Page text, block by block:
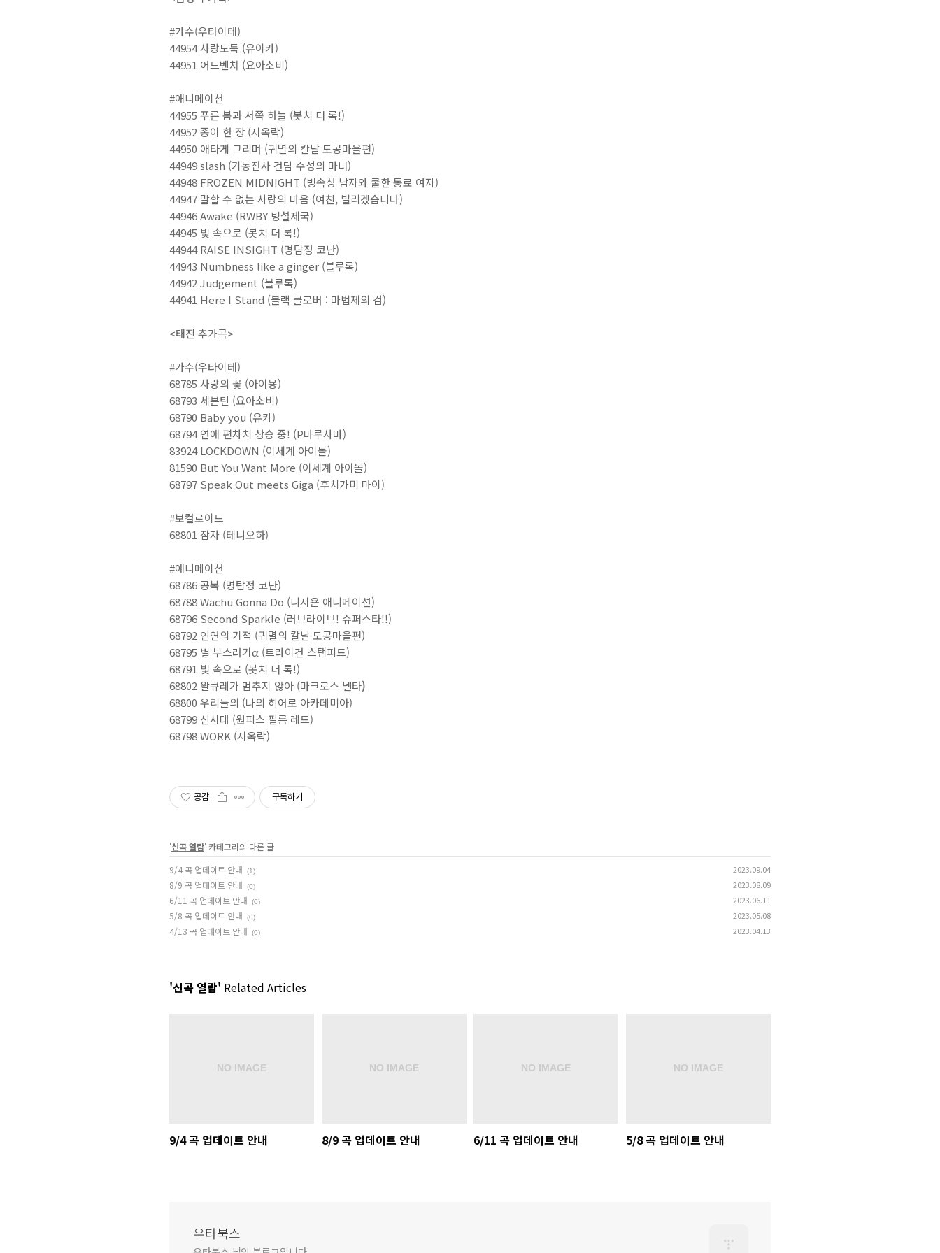
#가수(우타이테)
44954 사랑도둑 (유이카)
44951 어드벤쳐 (요아소비)
#애니메이션
44955 푸른 봄과 서쪽 하늘 (봇치 더 록!)
44952 종이 한 장 (지옥락)
44950 애타게 그리며 (귀멸의 칼날 도공마을편)
44949 slash (기동전사 건담 수성의 마녀)
44948 FROZEN MIDNIGHT (빙속성 남자와 쿨한 동료 여자)
44947 말할 수 없는 사랑의 마음 (여친, 빌리겠습니다)
44946 Awake (RWBY 빙설제국)
44945 빛 속으로 (봇치 더 록!)
44944 RAISE INSIGHT (명탐정 코난)
44943 Numbness like a ginger (블루록)
44942 Judgement (블루록)
44941 Here I Stand (블랙 클로버 : 마법제의 검)
<태진 추가곡>
#가수(우타이테)
68785 사랑의 꽃 (아이묭)
68793 세븐틴 (요아소비)
68790 Baby you (유카)
68794 연애 편차치 상승 중! (P마루사마)
83924 LOCKDOWN (이세계 아이돌)
81590 But You Want More (이세계 아이돌)
68797 Speak Out meets Giga (후치가미 마이)
#보컬로이드
68801 잠자 (테니오하)
#애니메이션
68786 공복 (명탐정 코난)
68788 Wachu Gonna Do (니지욘 애니메이션)
68796 Second Sparkle (러브라이브! 슈퍼스타!!)
68792 인연의 기적 (귀멸의 칼날 도공마을편)
68795 별 부스러기α (트라이건 스탬피드)
68791 빛 속으로 (봇치 더 록!)
68802 왈큐레가 멈추지 않아 (마크로스 델타)
68800 우리들의 (나의 히어로 아카데미아)
68799 신시대 (원피스 필름 레드)
68798 WORK (지옥락)
공감 구독하기
'신곡 열람' 카테고리의 다른 글
9/4 곡 업데이트 안내
(1) 2023.09.04
8/9 곡 업데이트 안내 (0) 2023.08.09
6/11 곡 업데이트 안내 (0) 2023.06.11
5/8 곡 업데이트 안내 (0) 2023.05.08
4/13 곡 업데이트 안내 (0) 2023.04.13
'신곡 열람' Related Articles
9/4 곡 업데이트 안내 8/9 곡 업데이트 안내 6/11 곡 업데이트 안내 5/8 곡 업데이트 안내
우타북스